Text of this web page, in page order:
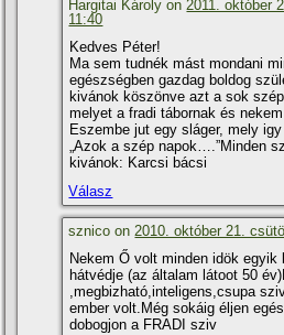
Hargitai Károly on2011. október
11:40
Kedves Péter!
Ma sem tudnék mást mondani
egészségben gazdag boldog
kivánok köszönve azt a sok
melyet a fradi tábornak és
Eszembe jut egy sláger, mely
„Azok a szép napok….”Minden
kivánok: Karcsi bácsi
Válasz
sznico on2010. október 21.
Nekem Ő volt minden idök egyik
hátvédje (az általam látoot 50
,megbizható,inteligens,csupa
ember volt.Még sokáig éljen
dobogjon a FRADI sziv